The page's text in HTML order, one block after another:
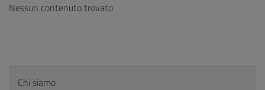
Nessun contenuto trovato
Chi siamo